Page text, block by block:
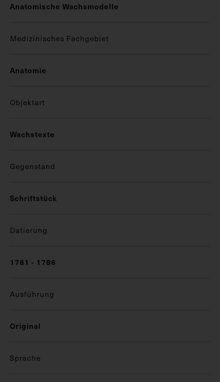
Anatomische Wachsmodelle
Medizinisches Fachgebiet
Anatomie
Objektart
Wachstexte
Gegenstand
Schriftstück
Datierung
1781 - 1786
Ausführung
Original
Sprache